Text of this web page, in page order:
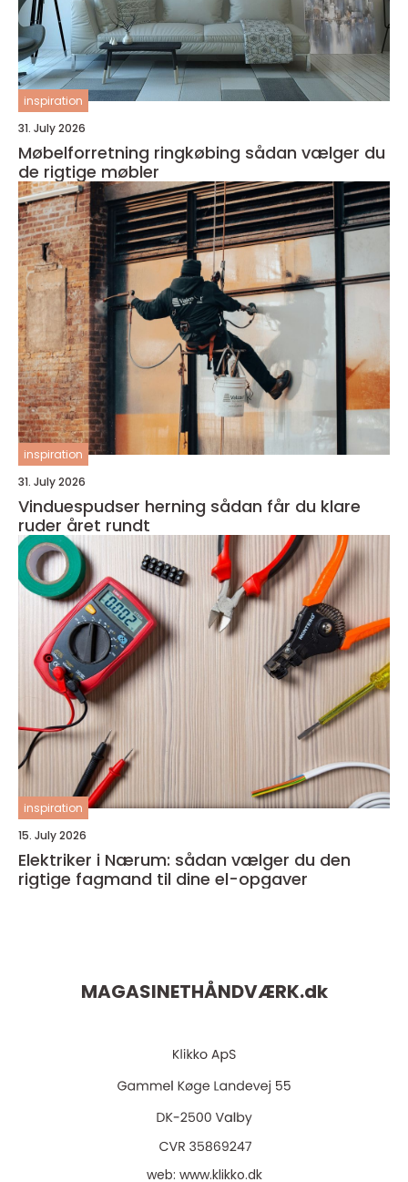
inspiration
31. July 2026
Møbelforretning ringkøbing sådan vælger du
de rigtige møbler
inspiration
31. July 2026
Vinduespudser herning sådan får du klare
ruder året rundt
inspiration
15. July 2026
Elektriker i Nærum: sådan vælger du den
rigtige fagmand til dine el-opgaver
MAGASINETHÅNDVÆRK.dk
web: www.klikko.dk